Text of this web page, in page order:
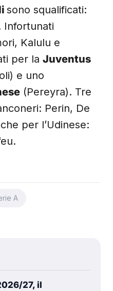
sono squalificati:
Infortunati
Kalulu e
per la Juventus
e uno
(Pereyra). Tre
Perin, De
per l’Udinese:
A
27, il